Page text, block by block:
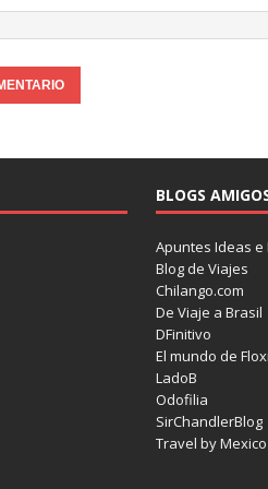
BLOGS
Apuntes Ideas e
Blog de Viajes
Chilango.com
De Viaje a Brasil
DFinitivo
El mundo de
LadoB
Odofilia
SirChandlerBlog
Travel by Mexico